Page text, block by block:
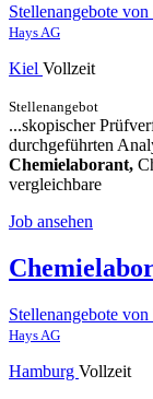
Stellenangebote
Hays AG
Kiel Vollzeit
Stellenangebot
...skopischer
durchgeführten
Chemielaborant,
vergleichbare
Job ansehen
Stellenangebote
Hays AG
Hamburg Vollzeit